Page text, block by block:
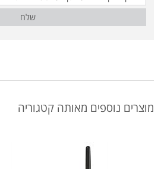
שלח
מוצרים נוספים מאותה קטגוריה